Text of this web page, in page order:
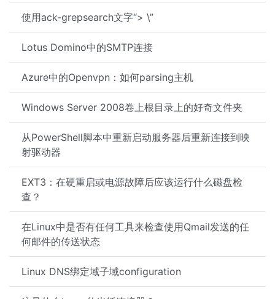
使用ack-grepsearch文字“> \”
Lotus Domino中的SMTP连接
Azure中的Openvpn：如何parsing主机
Windows Server 2008卷上根目录上的好奇文件夹
从PowerShell脚本中重新启动服务器后重新连接到映
射驱动器
EXT3：在硬重启或电源故障后应该运行什么磁盘检
查？
在Linux中是否有任何工具来检查使用Qmail发送的任
何邮件的传送状态
Linux DNS绑定域子域configuration